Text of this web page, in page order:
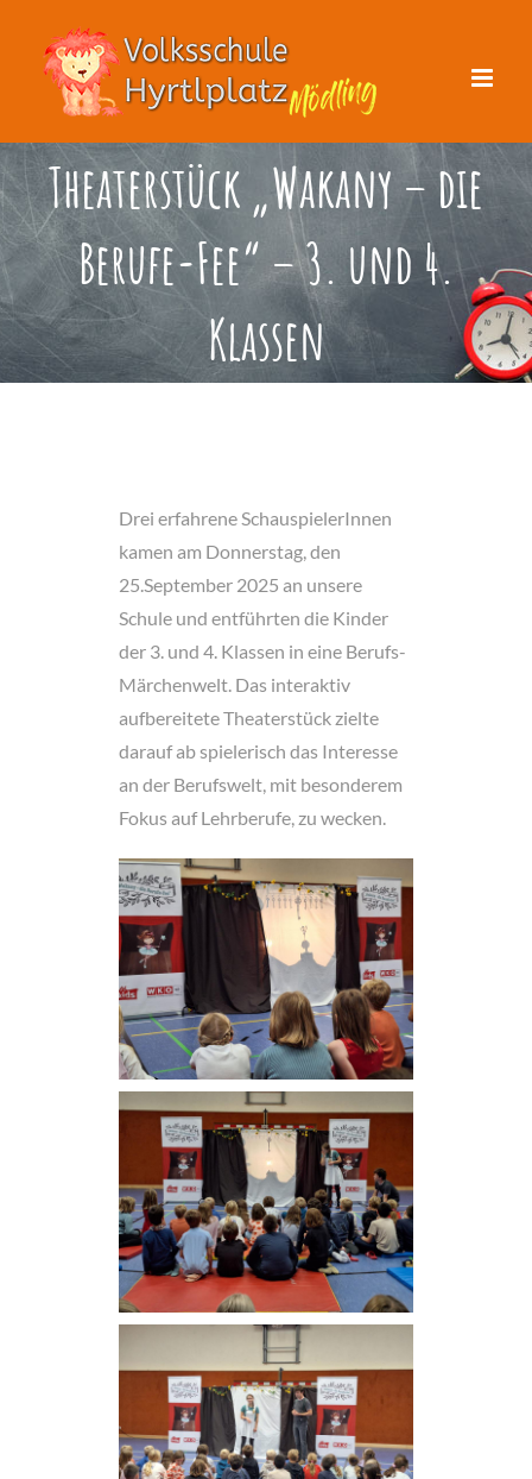
Inhalt
springen
Theaterstück „Wakany – die
Berufe-Fee“ – 3. und 4.
Klassen
Drei erfahrene SchauspielerInnen
kamen am Donnerstag, den
25.September 2025 an unsere
Schule und entführten die Kinder
der 3. und 4. Klassen in eine Berufs-
Märchenwelt. Das interaktiv
aufbereitete Theaterstück zielte
darauf ab spielerisch das Interesse
an der Berufswelt, mit besonderem
Fokus auf Lehrberufe, zu wecken.